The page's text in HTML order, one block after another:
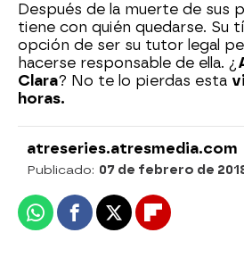
Después de la muerte de sus
tiene con quién quedarse. Su
opción de ser su tutor legal
hacerse responsable de ella. ¿
Clara? No te lo pierdas esta
horas.
atreseries.atresmedia.com
Publicado: 07 de febrero de
WhatsappFacebook
X Flipboard